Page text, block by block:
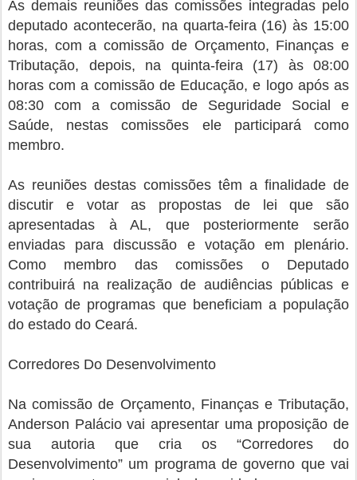
As demais reuniões das comissões integradas pelo
deputado acontecerão, na quarta-feira (16) às 15:00
horas, com a comissão de Orçamento, Finanças e
Tributação, depois, na quinta-feira (17) às 08:00
horas com a comissão de Educação, e logo após as
08:30 com a comissão de Seguridade Social e
Saúde, nestas comissões ele participará como
membro.
As reuniões destas comissões têm a finalidade de
discutir e votar as propostas de lei que são
apresentadas à AL, que posteriormente serão
enviadas para discussão e votação em plenário.
Como membro das comissões o Deputado
contribuirá na realização de audiências públicas e
votação de programas que beneficiam a população
do estado do Ceará.
Corredores Do Desenvolvimento
Na comissão de Orçamento, Finanças e Tributação,
Anderson Palácio vai apresentar uma proposição de
sua autoria que cria os “Corredores do
Desenvolvimento” um programa de governo que vai